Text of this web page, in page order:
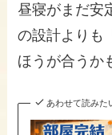
昼寝がまだ安
の設計よりも
ほうが合うか
あわせて読みた